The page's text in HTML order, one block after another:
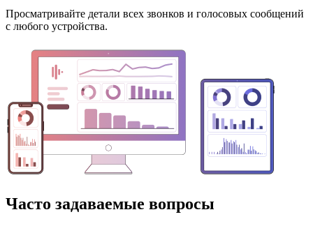
Просматривайте детали всех звонков и голосовых сообщений
с любого устройства.
Часто задаваемые вопросы